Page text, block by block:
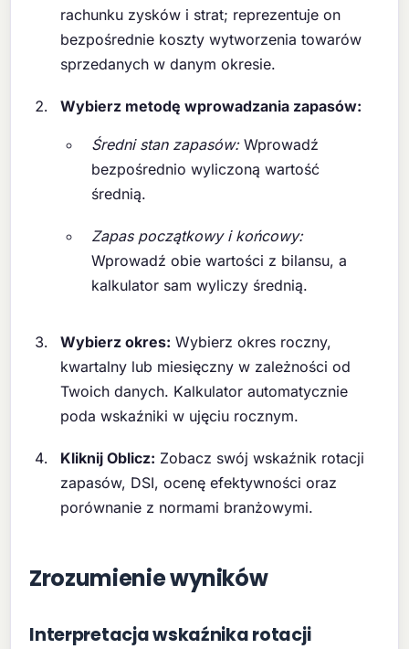
rachunku zysków i strat; reprezentuje on
bezpośrednie koszty wytworzenia towarów
sprzedanych w danym okresie.
Wybierz metodę wprowadzania zapasów:
Średni stan zapasów:Wprowadź
bezpośrednio wyliczoną wartość
średnią.
Zapas początkowy i końcowy:
Wprowadź obie wartości z bilansu, a
kalkulator sam wyliczy średnią.
Wybierz okres: Wybierz okres roczny,
kwartalny lub miesięczny w zależności od
Twoich danych. Kalkulator automatycznie
poda wskaźniki w ujęciu rocznym.
Kliknij Oblicz: Zobacz swój wskaźnik rotacji
zapasów, DSI, ocenę efektywności oraz
porównanie z normami branżowymi.
Zrozumienie wyników
Interpretacja wskaźnika rotacji